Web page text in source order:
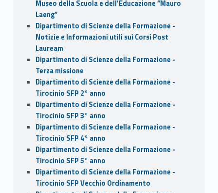
Museo della Scuola e dell’Educazione “Mauro
Laeng”
Dipartimento di Scienze della Formazione -
Notizie e Informazioni utili sui Corsi Post
Lauream
Dipartimento di Scienze della Formazione -
Terza missione
Dipartimento di Scienze della Formazione -
Tirocinio SFP 2° anno
Dipartimento di Scienze della Formazione -
Tirocinio SFP 3° anno
Dipartimento di Scienze della Formazione -
Tirocinio SFP 4° anno
Dipartimento di Scienze della Formazione -
Tirocinio SFP 5° anno
Dipartimento di Scienze della Formazione -
Tirocinio SFP Vecchio Ordinamento